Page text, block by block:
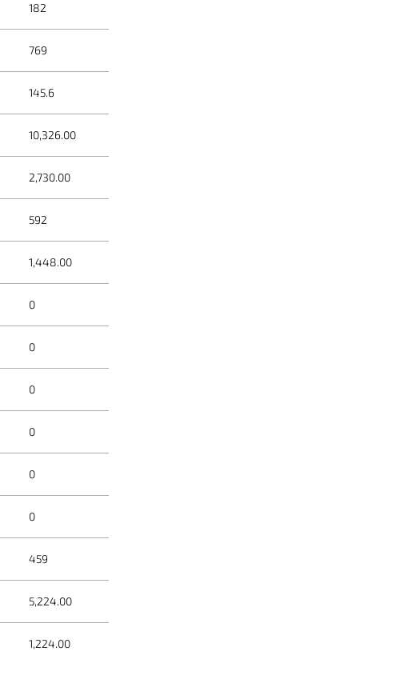
182
769
145.6
10,326.00
2,730.00
592
1,448.00
0
0
0
0
0
0
459
5,224.00
1,224.00